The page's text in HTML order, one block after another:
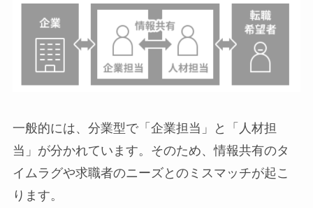
一般的には、分業型で「企業担当」と「人材担
当」が分かれています。そのため、情報共有のタ
イムラグや求職者のニーズとのミスマッチが起こ
ります。